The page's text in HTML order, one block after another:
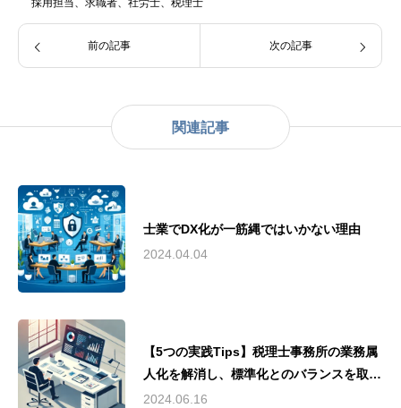
採用担当、求職者、社労士、税理士
前の記事 次の記事
関連記事
士業でDX化が一筋縄ではいかない理由
2024.04.04
【5つの実践Tips】税理士事務所の業務属
人化を解消し、標準化とのバランスを取る
方法
2024.06.16